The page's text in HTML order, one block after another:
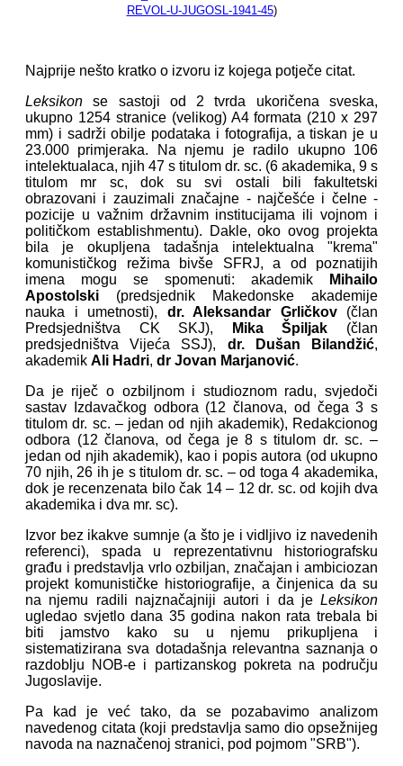
REVOL-U-JUGOSL-1941-45)
Najprije nešto kratko o izvoru iz kojega potječe citat.
Leksikon se sastoji od 2 tvrda ukoričena sveska,
ukupno 1254 stranice (velikog) A4 formata (210 x 297
mm) i sadrži obilje podataka i fotografija, a tiskan je u
23.000 primjeraka. Na njemu je radilo ukupno 106
intelektualaca, njih 47 s titulom dr. sc. (6 akademika, 9 s
titulom mr sc, dok su svi ostali bili fakultetski
obrazovani i zauzimali značajne - najčešće i čelne -
pozicije u važnim državnim institucijama ili vojnom i
političkom establishmentu). Dakle, oko ovog projekta
bila je okupljena tadašnja intelektualna "krema"
komunističkog režima bivše SFRJ, a od poznatijih
imena mogu se spomenuti: akademik
Mihailo
Apostolski (predsjednik Makedonske akademije
nauka i umetnosti), dr. Aleksandar Grličkov(član
Predsjedništva CK SKJ),
Mika Špiljak (član
predsjedništva Vijeća SSJ), dr. Dušan Bilandžić,
akademik Ali Hadri, dr Jovan Marjanović.
Da je riječ o ozbiljnom i studioznom radu, svjedoči
sastav Izdavačkog odbora (12 članova, od čega 3 s
titulom dr. sc. – jedan od njih akademik), Redakcionog
odbora (12 članova, od čega je 8 s titulom dr. sc. –
jedan od njih akademik), kao i popis autora (od ukupno
70 njih, 26 ih je s titulom dr. sc. – od toga 4 akademika,
dok je recenzenata bilo čak 14 – 12 dr. sc. od kojih dva
akademika i dva mr. sc).
Izvor bez ikakve sumnje (a što je i vidljivo iz navedenih
referenci), spada u reprezentativnu historiografsku
građu i predstavlja vrlo ozbiljan, značajan i ambiciozan
projekt komunističke historiografije, a činjenica da su
na njemu radili najznačajniji autori i da je Leksikon
ugledao svjetlo dana 35 godina nakon rata trebala bi
biti jamstvo kako su u njemu prikupljena i
sistematizirana sva dotadašnja relevantna saznanja o
razdoblju NOB-e i partizanskog pokreta na području
Jugoslavije.
Pa kad je već tako, da se pozabavimo analizom
navedenog citata (koji predstavlja samo dio opsežnijeg
navoda na naznačenoj stranici, pod pojmom "SRB").